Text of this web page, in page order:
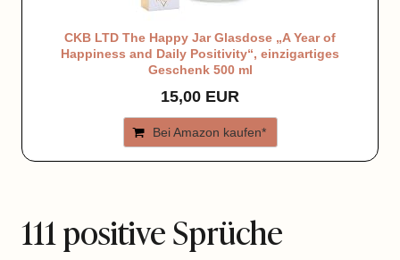
CKB LTD The Happy Jar Glasdose „A Year of
Happiness and Daily Positivity“, einzigartiges
Geschenk 500 ml
15,00 EUR
Bei Amazon kaufen*
111 positive Sprüche